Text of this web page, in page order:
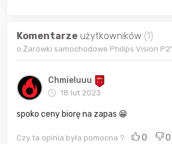
Komentarze użytkowników (1)
o Żarówki samochodowe Philips Vision
Chmieluuu
18 lut 2023
spoko ceny biorę na zapas 😁
Czy ta opinia była pomocna ? 0 0